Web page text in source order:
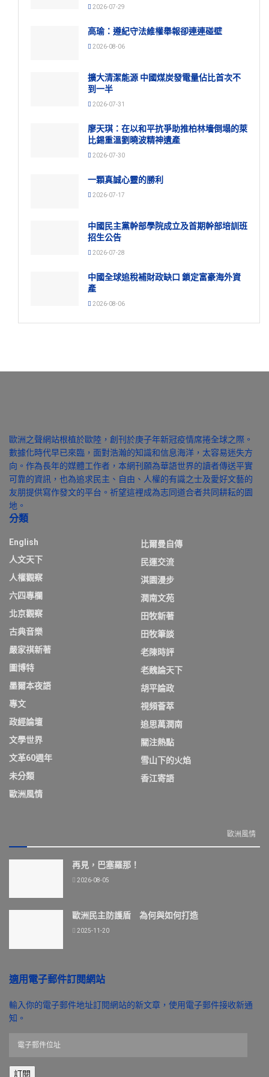
2026-07-29
高瑜：遵紀守法維權舉報卻連連碰壁
2026-08-06
擴大清潔能源 中國煤炭發電量佔比首次不
到一半
2026-07-31
廖天琪：在以和平抗爭助推柏林墻倒塌的萊
比錫重溫劉曉波精神遺產
2026-07-30
一顆真誠心靈的勝利
2026-07-17
中國民主黨幹部學院成立及首期幹部培訓班
招生公告
2026-07-28
中國全球追稅補財政缺口 鎖定富豪海外資
產
2026-08-06
歐洲之聲網站根植於歐陸，創刊於庚子年新冠疫情席捲全球之際。
數據化時代早已來臨，面對浩瀚的知識和信息海洋，太容易迷失方
向。作為長年的媒體工作者，本網刊願為華語世界的讀者傳送平實
可靠的資訊，也為追求民主、自由、人權的有識之士及愛好文藝的
友朋提供寫作發文的平台。祈望這裡成為志同道合者共同耕耘的園
地。
分類
English
人文天下
人權觀察
六四專欄
北京觀察
古典音樂
嚴家祺新著
圖博特
墨爾本夜語
專文
政經論壇
文學世界
文革60週年
未分類
歐洲風情
比爾曼自傳
民運交流
淇園漫步
潤南文苑
田牧新著
田牧筆談
老陳時評
老魏論天下
胡平論政
視頻薈萃
追思萬潤南
關注熱點
雪山下的火焰
香江寄語
歐洲風情
再見，巴塞羅那！
2026-08-05
歐洲民主防護盾 為何與如何打造
2025-11-20
適用電子郵件訂閱網站
輸入你的電子郵件地址訂閱網站的新文章，使用電子郵件接收新通
知。
郵
訂閱